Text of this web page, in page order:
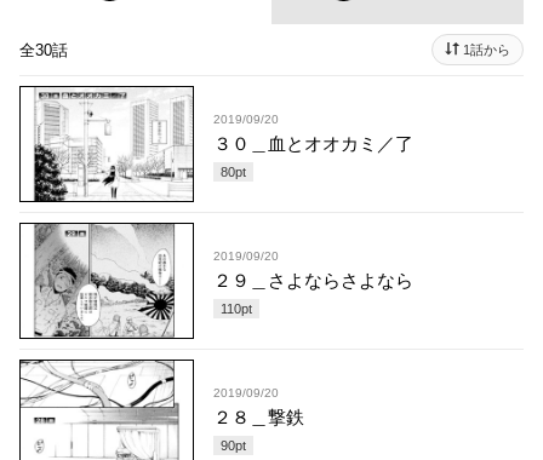
全30話 1話から
2019/09/20
３０＿血とオオカミ／了
80pt
2019/09/20
２９＿さよならさよなら
110pt
2019/09/20
２８＿撃鉄
90pt